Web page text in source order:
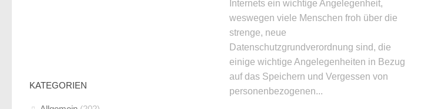
Internets ein wichtige Angelegenheit,
weswegen viele Menschen froh über die
strenge, neue
Datenschutzgrundverordnung sind, die
einige wichtige Angelegenheiten in Bezug
auf das Speichern und Vergessen von
personenbezogenen...
KATEGORIEN